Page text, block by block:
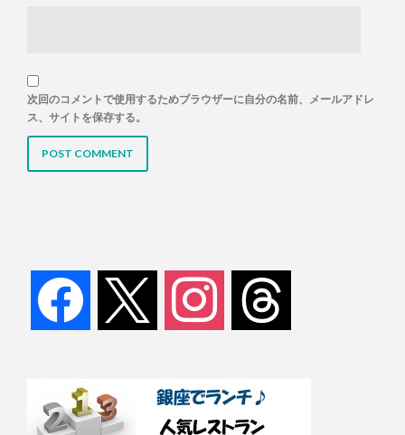
次回のコメントで使用するためブラウザーに自分の名前、メールアドレ
ス、サイトを保存する。
facebook instagram threads